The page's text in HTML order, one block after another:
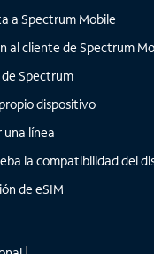
a Spectrum Mobile
al cliente de Spectrum
Spectrum
dispositivo
línea
la compatibilidad del
de eSIM